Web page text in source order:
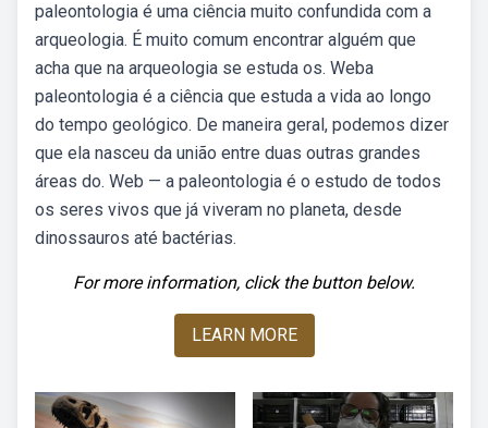
paleontologia é uma ciência muito confundida com a
arqueologia. É muito comum encontrar alguém que
acha que na arqueologia se estuda os. Weba
paleontologia é a ciência que estuda a vida ao longo
do tempo geológico. De maneira geral, podemos dizer
que ela nasceu da união entre duas outras grandes
áreas do. Web — a paleontologia é o estudo de todos
os seres vivos que já viveram no planeta, desde
dinossauros até bactérias.
For more information, click the button below.
LEARN MORE